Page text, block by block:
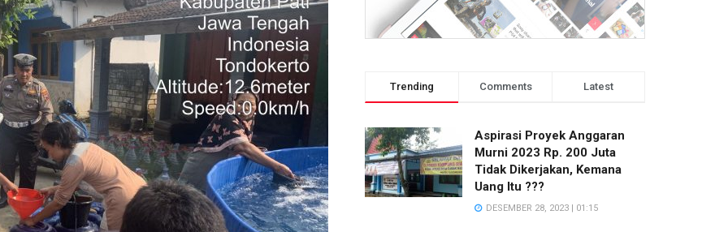
Trending Comments Latest
Aspirasi Proyek Anggaran
Murni 2023 Rp. 200 Juta
Tidak Dikerjakan, Kemana
Uang Itu ???
DESEMBER 28, 2023 | 01:15